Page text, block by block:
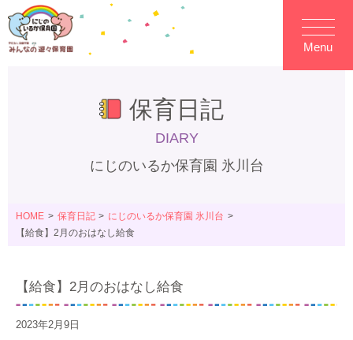
Menu
保育日記
DIARY
にじのいるか保育園 氷川台
HOME 保育日記
にじのいるか保育園 氷川台
【給食】2月のおはなし給食
【給食】2月のおはなし給食
2023年2月9日